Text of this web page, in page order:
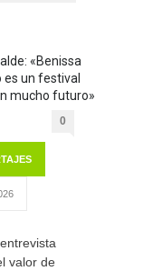
«Benissa
es un festival
mucho futuro»
0
valor de